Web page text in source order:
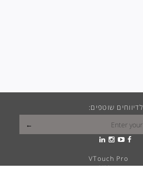
לדיווחים שוטפים:
VTouch Pro
VMax